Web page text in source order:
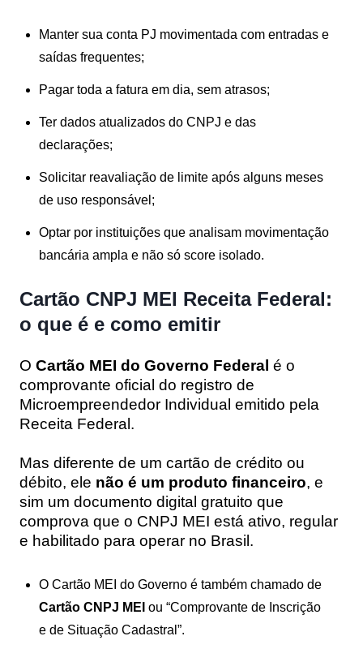
Manter sua conta PJ movimentada com entradas e
saídas frequentes;
Pagar toda a fatura em dia, sem atrasos;
Ter dados atualizados do CNPJ e das
declarações;
Solicitar reavaliação de limite após alguns meses
de uso responsável;
Optar por instituições que analisam movimentação
bancária ampla e não só score isolado.
Cartão CNPJ MEI Receita Federal:
o que é e como emitir
O Cartão MEI do Governo Federal é o
comprovante oficial do registro de
Microempreendedor Individual emitido pela
Receita Federal.
Mas diferente de um cartão de crédito ou
débito, ele não é um produto financeiro, e
sim um documento digital gratuito que
comprova que o CNPJ MEI está ativo, regular
e habilitado para operar no Brasil.
O Cartão MEI do Governo é também chamado de
Cartão CNPJ MEI ou “Comprovante de Inscrição
e de Situação Cadastral”.